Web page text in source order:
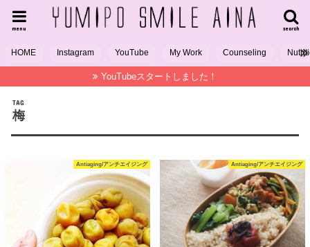
search
menu
HOME Instagram YouTube My Work Counseling
YouTubeスタートしました！
TAG
梅
Antiaging/アンチエイジング Antiaging/アンチエイジング